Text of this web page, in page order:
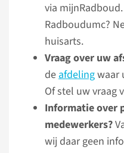
via
Radboudumc?
huisarts.
Vraag over uw
deafdelingwaar
Of stel uw vraag
Informatie over
medewerkers?
wij daar geen